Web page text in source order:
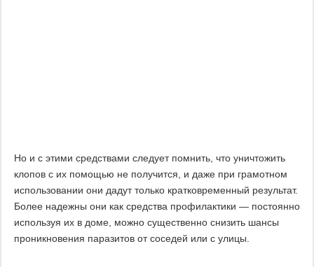
Но и с этими средствами следует помнить, что уничтожить
клопов с их помощью не получится, и даже при грамотном
использовании они дадут только кратковременный результат.
Более надежны они как средства профилактики — постоянно
используя их в доме, можно существенно снизить шансы
проникновения паразитов от соседей или с улицы.